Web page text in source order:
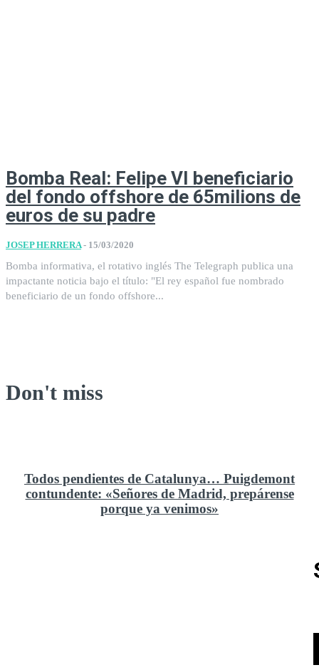
Bomba Real: Felipe VI beneficiario
del fondo offshore de 65milions de
euros de su padre
JOSEP HERRERA - 15/03/2020
Bomba informativa, el rotativo inglés The Telegraph publica una
impactante noticia bajo el título: "El rey español fue nombrado
beneficiario de un fondo offshore...
Don't miss
Todos pendientes de Catalunya… Puigdemont
contundente: «Señores de Madrid, prepárense
porque ya venimos»